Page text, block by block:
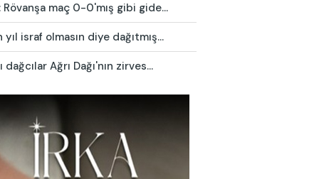
Rövanşa maç 0-0'mış gibi gide...
yıl israf olmasın diye dağıtmış...
dağcılar Ağrı Dağı'nın zirves...